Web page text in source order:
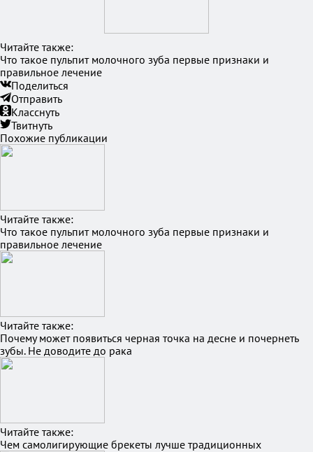
Читайте также:
Что такое пульпит молочного зуба первые признаки и
правильное лечение
Поделиться
Отправить
Класснуть
Твитнуть
Похожие публикации
Читайте также:
Что такое пульпит молочного зуба первые признаки и
правильное лечение
Читайте также:
Почему может появиться черная точка на десне и почернеть
зубы. Не доводите до рака
Читайте также:
Чем самолигирующие брекеты лучше традиционных